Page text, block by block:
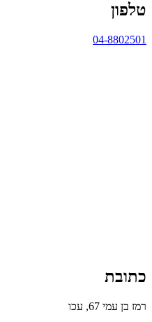
טלפון
04-8802501
כתובת
רמז בן עמי 67, עכו